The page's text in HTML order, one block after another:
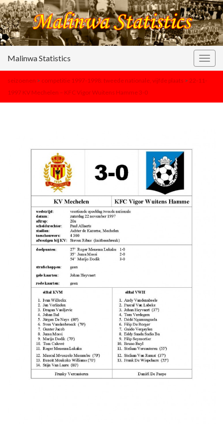
Malinwa Statistics
seizoenen > competitie 1997-1998: tweede nationale, vijfde plaats > 22-11-
1997 KV Mechelen – KFC Vigor Wuitens Hamme 3-0